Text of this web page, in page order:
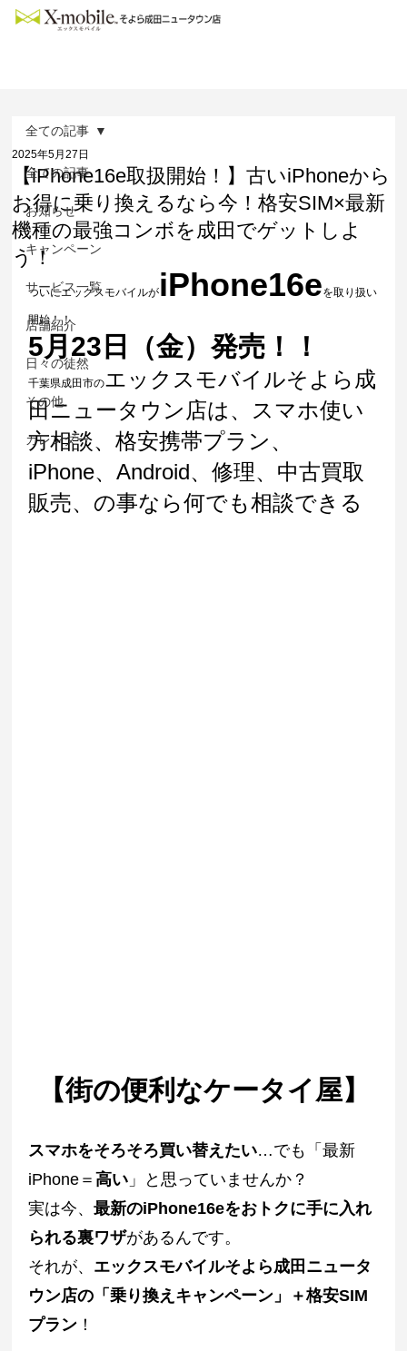
全ての記事
お知らせ
キャンペーン
サービス一覧
店舗紹介
日々の徒然
その他
カレンダー
全ての記事
【iPhone16e取扱開始！】古いiPhoneから
お得に乗り換えるなら今！格安SIM×最新
機種の最強コンボを成田でゲットしよ
う！
2025年5月27日
ついにエックスモバイルがiPhone16eを取り扱い
開始！！
5月23日（金）発売！！
千葉県成田市のエックスモバイルそよら成
田ニュータウン店は、スマホ使い
方相談、格安携帯プラン、
iPhone、Android、修理、中古買取
販売、の事なら何でも相談できる
【街の便利なケータイ屋】
スマホをそろそろ買い替えたい…でも「最新
iPhone＝高い 」と思っていませんか？
実は今、最新のiPhone16eをおトクに手に入れ
られる裏ワザがあるんです。
それが、 エックスモバイルそよら成田ニュータ
ウン店の「乗り換えキャンペーン」＋格安SIM
プラン ！